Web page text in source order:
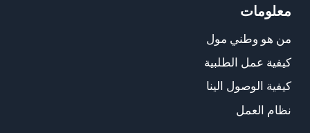
معلومات
من هو وطني مول
كيفية عمل الطلبية
كيفية الوصول الينا
نظام العمل